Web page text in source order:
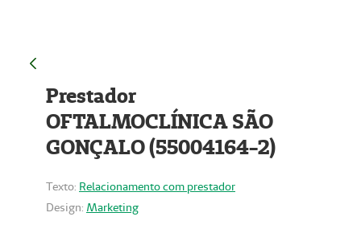
Prestador
OFTALMOCLÍNICA SÃO
GONÇALO (55004164-2)
Texto: Relacionamento com prestador
Design: Marketing